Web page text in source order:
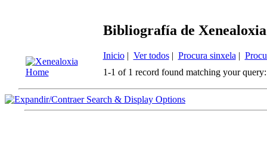
Bibliografía de
Inicio| Ver todos| Procura sinxela |
1-1 of 1 record found matching your query:
Search & Display Options